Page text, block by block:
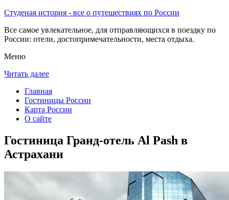
Студеная история - все о путешествиях по России
Все самое увлекательное, для отправляющихся в поездку по
России: отели, достопримечательности, места отдыха.
Меню
Читать далее
Главная
Гостиницы России
Карта России
О сайте
Гостиница Гранд-отель Al Pash в
Астрахани